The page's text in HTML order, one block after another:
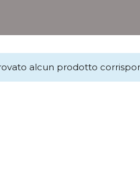
alcun prodotto